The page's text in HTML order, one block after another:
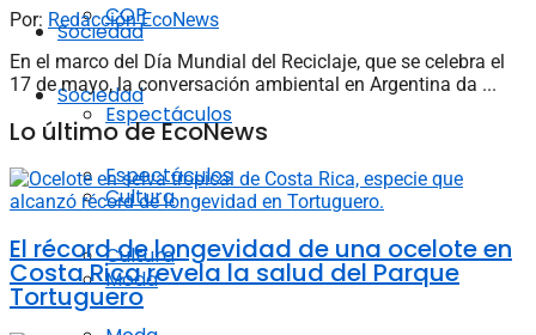
Sociedad
Espectáculos
Cultura
Moda
COP
Sociedad
Espectáculos
Cultura
Por: Redacción EcoNews
En el marco del Día Mundial del Reciclaje, que se celebra el
17 de mayo, la conversación ambiental en Argentina da ...
Lo último de EcoNews
El récord de longevidad de una ocelote en
Costa Rica revela la salud del Parque
Tortuguero